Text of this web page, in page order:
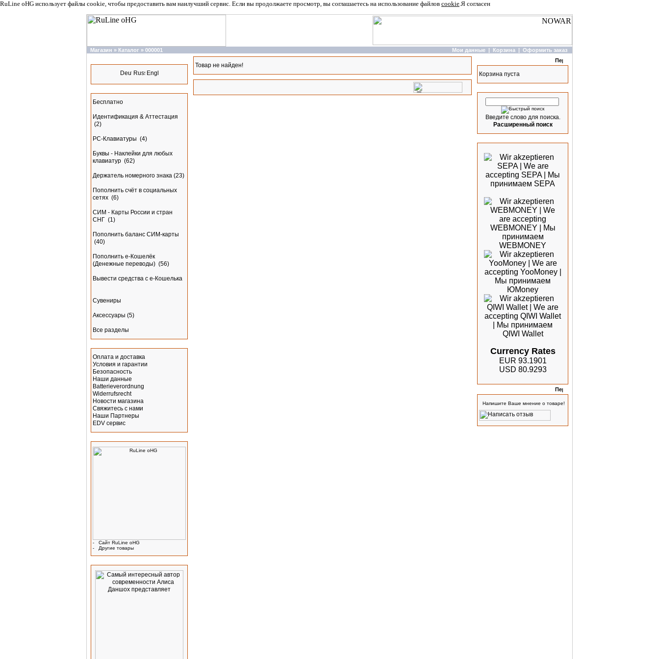
RuLine oHG использует файлы cookie, чтобы предоставить вам наилучший сервис. Если вы продолжаете просмотр, вы соглашаетесь на использование файлов cookie.Я согласен
Магазин » Каталог » 000001 Мои данные | Корзина | Оформить заказ
Бесплатно
Идентификация & Аттестация
(2)
PC-Клавиатуры (4)
Буквы - Наклейки для любых
клавиатур (62)
Держатель номерного знака (23)
Пополнить счёт в социальных
сетях (6)
СИМ - Карты России и стран
СНГ (1)
Пополнить баланс СИМ-карты
(40)
Пополнить e-Кошелёк
(Денежные переводы) (56)
Вывести средства с е-Кошелька
Сувениры
Аксессуары (5)
Все разделы
Оплата и доставка
Условия и гарантии
Безопасность
Наши данные
Batterieverordnung
Widerrufsrecht
Новости магазина
Свяжитесь с нами
Наши Партнеры
EDV сервис
-
Сайт RuLine oHG
-
Другие товары
Товар не найден!
Корзина пуста
Введите слово для поиска.
Расширенный поиск
Currency Rates
EUR 93.1901
USD 80.9293
Напишите Ваше мнение о товаре!